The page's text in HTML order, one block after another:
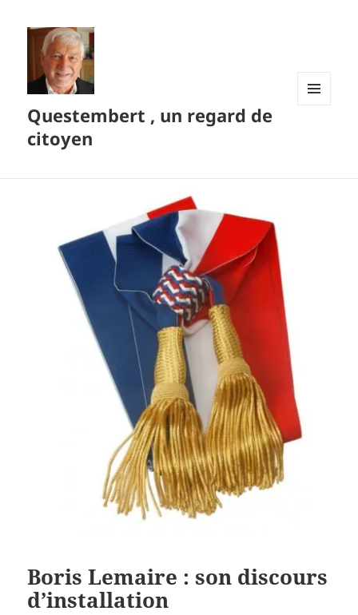
Questembert , un regard de
citoyen
Boris Lemaire : son discours
d’installation